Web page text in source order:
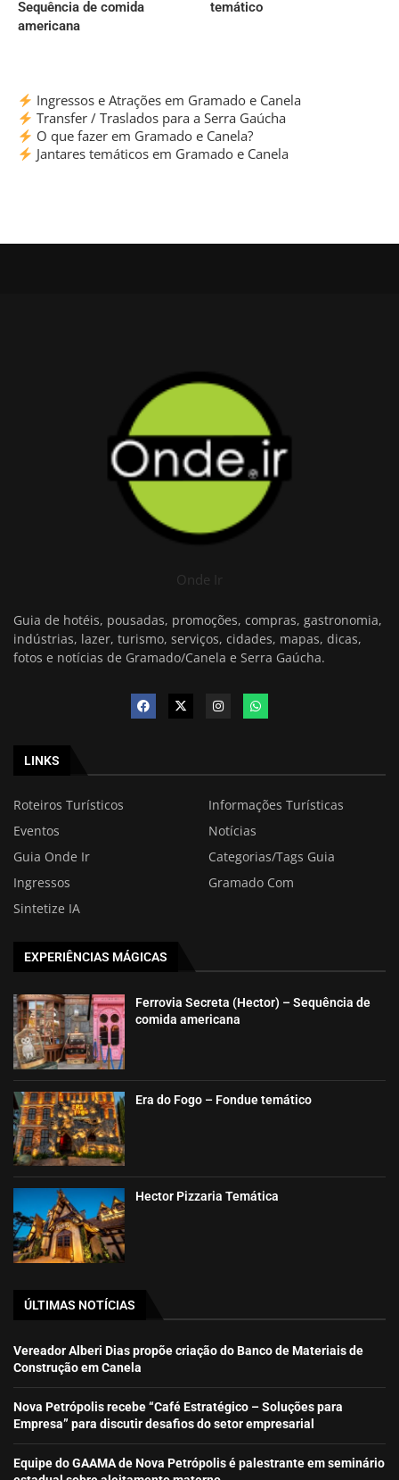
Sequência de comida
americana
temático
Ingressos e Atrações em Gramado e Canela
Transfer / Traslados para a Serra Gaúcha
O que fazer em Gramado e Canela?
Jantares temáticos em Gramado e Canela
Onde Ir
Guia de hotéis, pousadas, promoções, compras, gastronomia,
indústrias, lazer, turismo, serviços, cidades, mapas, dicas,
fotos e notícias de Gramado/Canela e Serra Gaúcha.
LINKS
Roteiros Turísticos
Informações Turísticas
Eventos
Notícias
Guia Onde Ir
Categorias/Tags Guia
Ingressos
Gramado Com
Sintetize IA
EXPERIÊNCIAS MÁGICAS
Ferrovia Secreta (Hector) – Sequência de
comida americana
Era do Fogo – Fondue temático
Hector Pizzaria Temática
ÚLTIMAS NOTÍCIAS
Vereador Alberi Dias propõe criação do Banco de Materiais de
Construção em Canela
Nova Petrópolis recebe “Café Estratégico – Soluções para
Empresa” para discutir desafios do setor empresarial
Equipe do GAAMA de Nova Petrópolis é palestrante em seminário